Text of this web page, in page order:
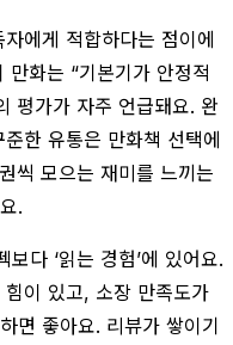
에게 적합하다는 점이에
화는 “기본기가 안정적
평가가 자주 언급돼요. 완
한 유통은 만화책 선택에
씩 모으는 재미를 느끼는
.
다 ‘읽는 경험’에 있어요.
이 있고, 소장 만족도가
면 좋아요. 리뷰가 쌓이기